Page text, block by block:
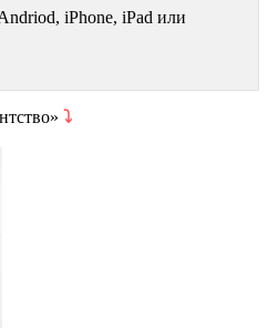
iPhone, iPad или
⤵